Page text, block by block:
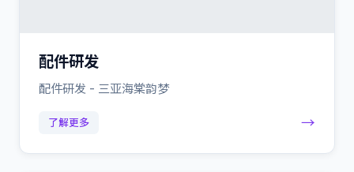
配件研发
配件研发 - 三亚海棠韵梦
了解更多 →